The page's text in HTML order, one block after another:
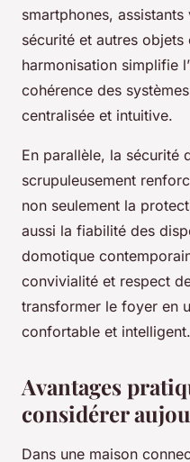
smartphones,
sécurité et autres objets
harmonisation simplifie
cohérence des
centralisée et intuitive.
En parallèle, la sécurité
scrupuleusement
non seulement la
aussi la fiabilité des
domotique
convivialité et respect
transformer le foyer en
confortable et intelligent.
Avantages
considérer
Dans une maison